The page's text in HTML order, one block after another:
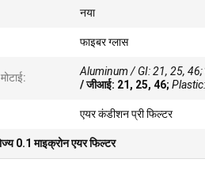
नया
फाइबर ग्लास
Aluminum / GI: 21, 25, 46;
/ जीआई: 21, 25, 46;
एयर कंडीशन प्री फिल्टर
0.1 माइक्रोन एयर फिल्टर